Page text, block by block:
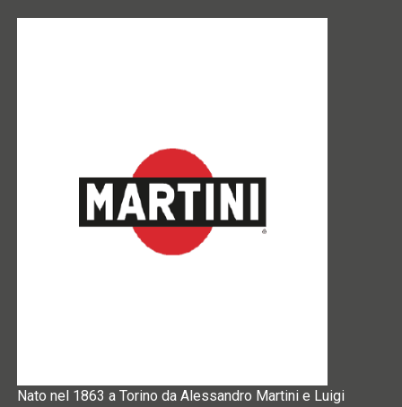
Nato nel 1863 a Torino da Alessandro Martini e Luigi